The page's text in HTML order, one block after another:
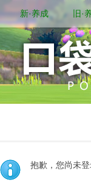
新·养成 旧·
抱歉，您尚未